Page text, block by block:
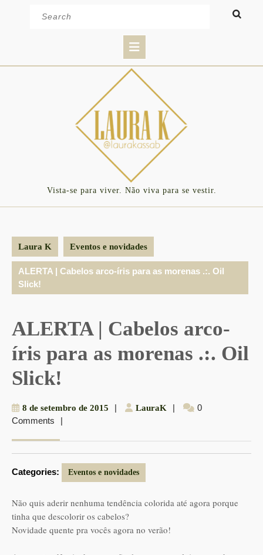
Button
Vista-se para viver. Não viva para se vestir.
Laura K Eventos e novidades
ALERTA | Cabelos arco-íris para as morenas .:. Oil
Slick!
ALERTA | Cabelos arco-
íris para as morenas .:. Oil
Slick!
8 de setembro de 2015 | LauraK LauraK
|
0
Comments
|
Categories: Eventos e novidades
Não quis aderir nenhuma tendência colorida até agora porque
tinha que descolorir os cabelos?
Novidade quente pra vocês agora no verão!